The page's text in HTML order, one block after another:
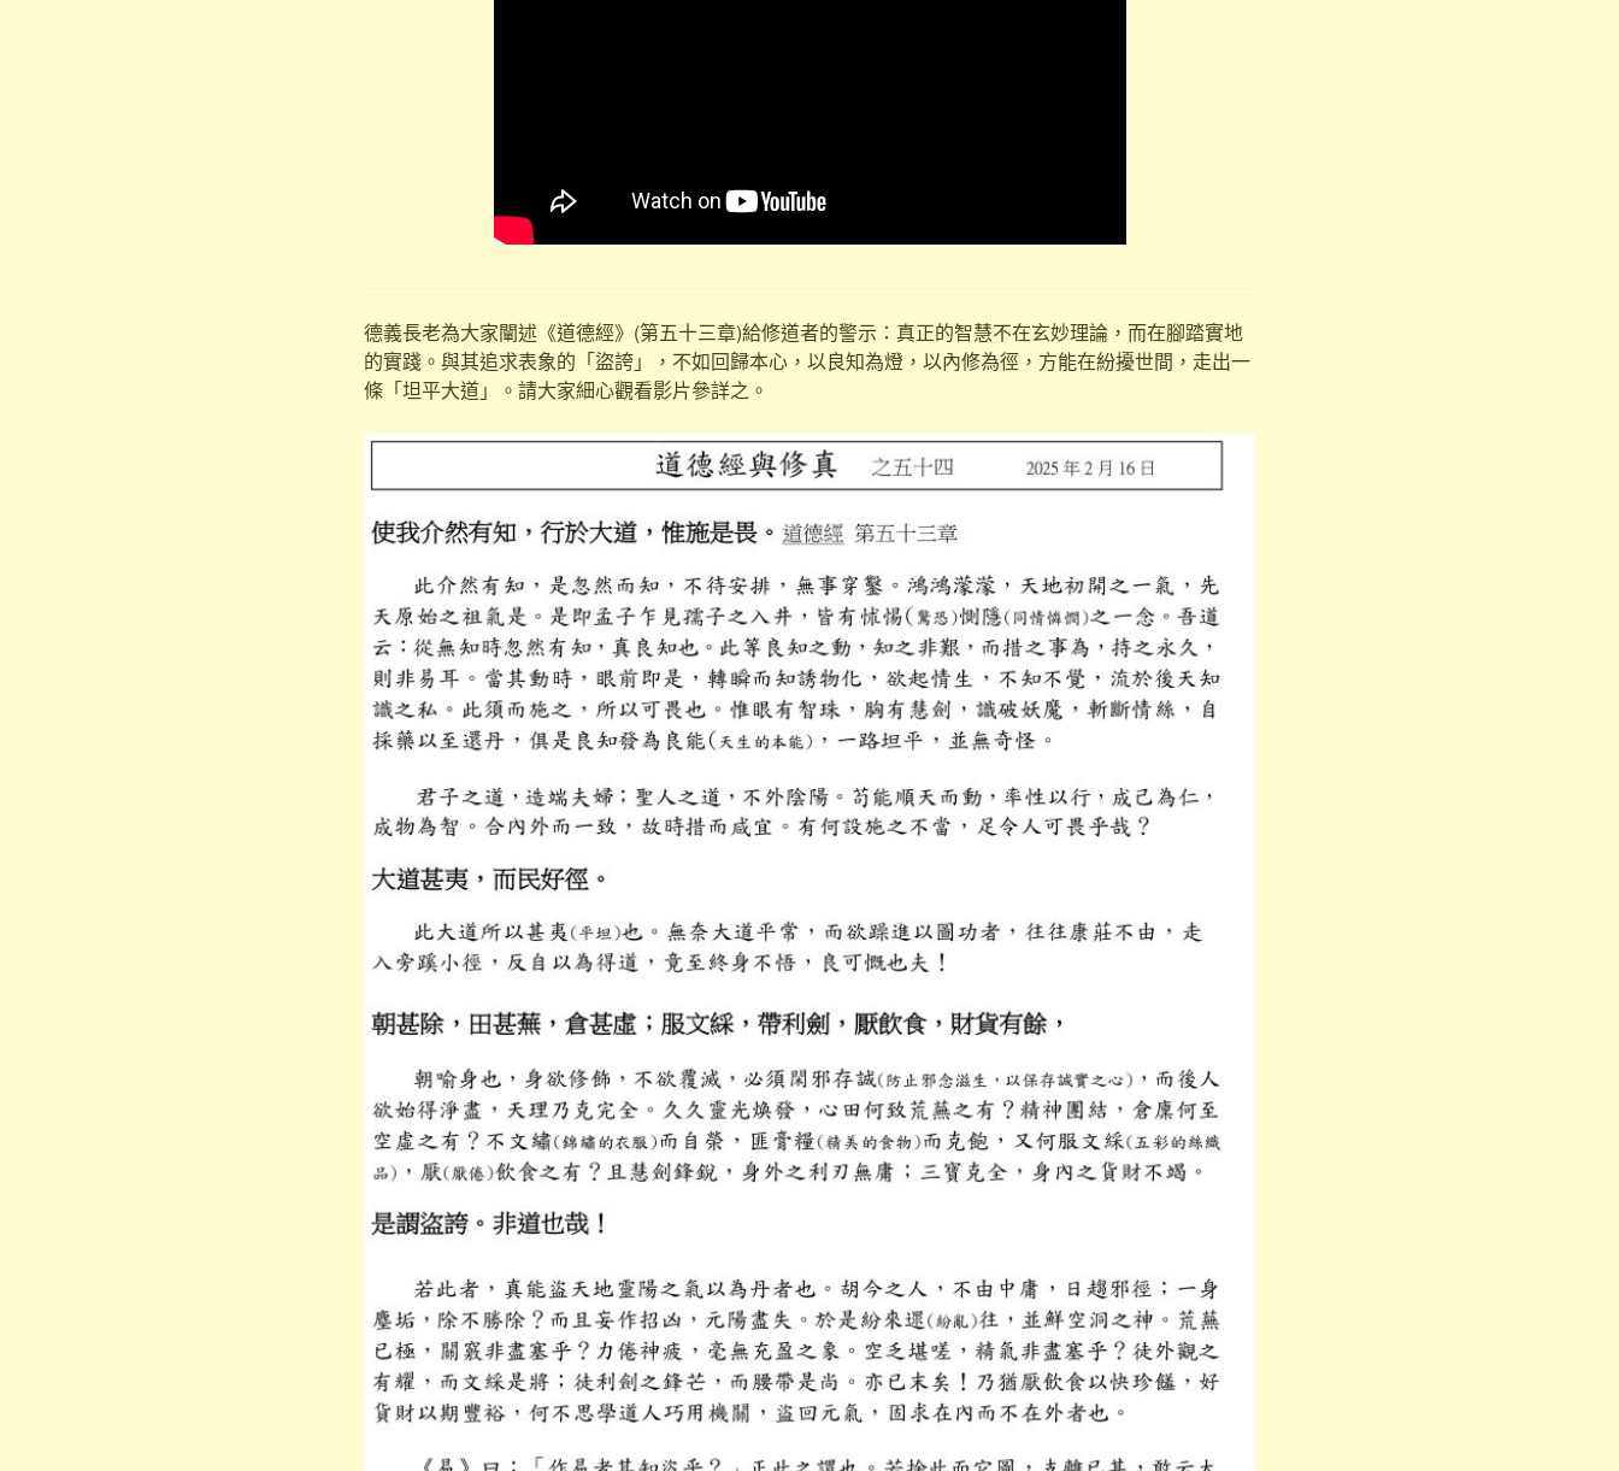
德義長老為大家闡述《道德經》(第五十三章)給修道者的警示：真正的智慧不在玄妙理論，而在腳踏實地
的實踐。與其追求表象的「盜誇」，不如回歸本心，以良知為燈，以內修為徑，方能在紛擾世間，走出一
條「坦平大道」。請大家細心觀看影片參詳之。